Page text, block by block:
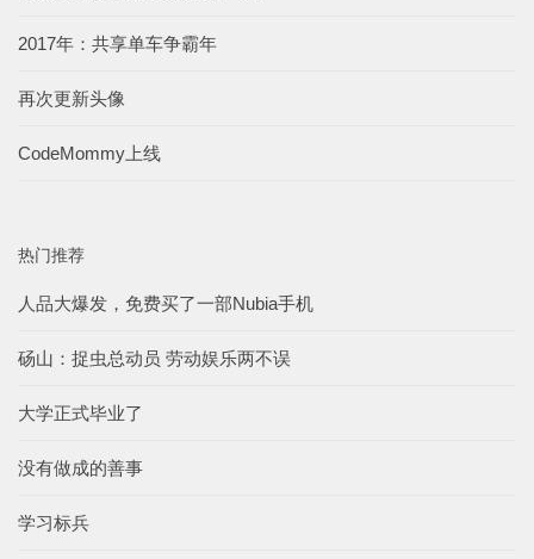
2017年：共享单车争霸年
再次更新头像
CodeMommy上线
热门推荐
人品大爆发，免费买了一部Nubia手机
砀山：捉虫总动员 劳动娱乐两不误
大学正式毕业了
没有做成的善事
学习标兵